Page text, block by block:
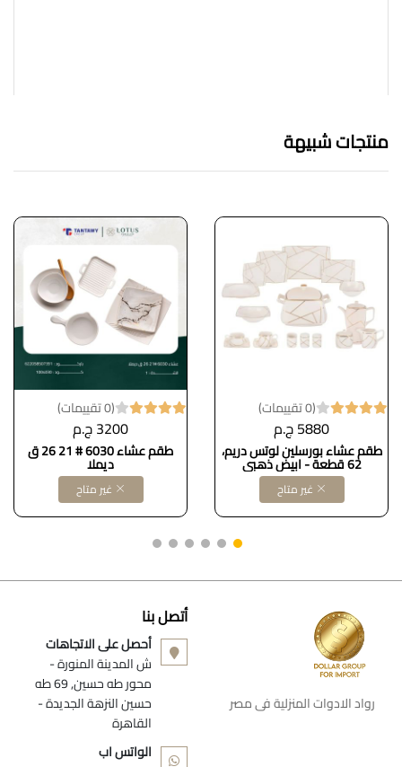
منتجات شبيهة
(0 تقييمات)
5880 ج.م
طقم عشاء بورسلين لوتس دريم،
62 قطعة - ابيض ذهبي
غير متاح
(0 تقييمات)
3200 ج.م
طقم عشاء 6030 # 21 26 ق
ديملا
غير متاح
رواد الادوات المنزلية فى مصر
أتصل بنا
أحصل على الاتجاهات
ش المدينة المنورة -
محور طه حسين, 69 طه
حسين النزهة الجديدة -
القاهرة
الواتس اب